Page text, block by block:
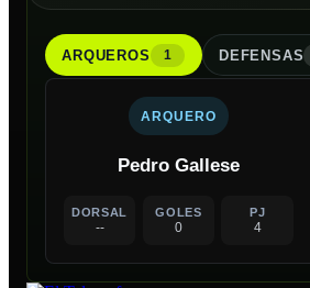
ARQUEROS 1 DEFENSAS
ARQUERO
Pedro Gallese
DORSAL
--
GOLES
0
PJ
4